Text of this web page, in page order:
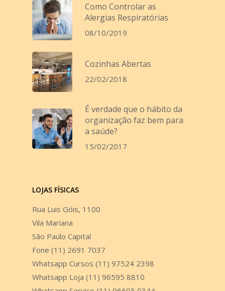
Como Controlar as
Alergias Respiratórias
08/10/2019
Cozinhas Abertas
22/02/2018
É verdade que o hábito da
organização faz bem para
a saúde?
15/02/2017
LOJAS FÍSICAS
Rua Luis Góis, 1100
Vila Mariana
São Paulo Capital
Fone (11) 2691 7037
Whatsapp Cursos (11) 97524 2398
Whatsapp Loja (11) 96595 8810